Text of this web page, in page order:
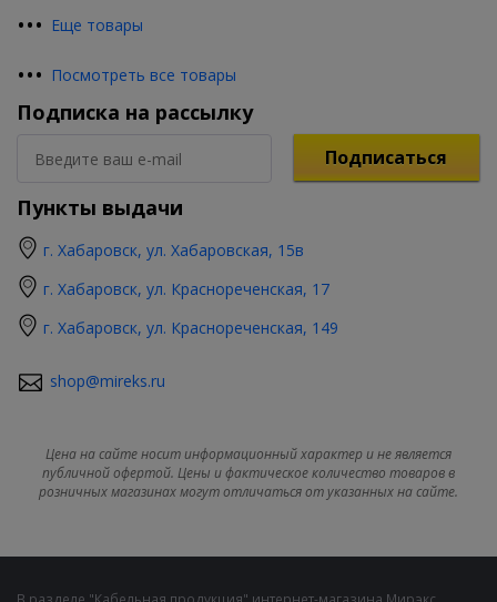
••• Еще товары
••• Посмотреть все товары
Подписка на рассылку
Подписаться
Пункты выдачи
г. Хабаровск, ул. Хабаровская, 15в
г. Хабаровск, ул. Краснореченская, 17
г. Хабаровск, ул. Краснореченская, 149
shop@mireks.ru
Цена на сайте носит информационный характер и не является
публичной офертой. Цены и фактическое количество товаров в
розничных магазинах могут отличаться от указанных на сайте.